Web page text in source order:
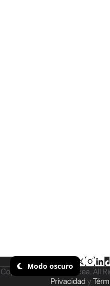
Copyright © 2026 - Taxea. All
Privacidad y
Modo oscuro